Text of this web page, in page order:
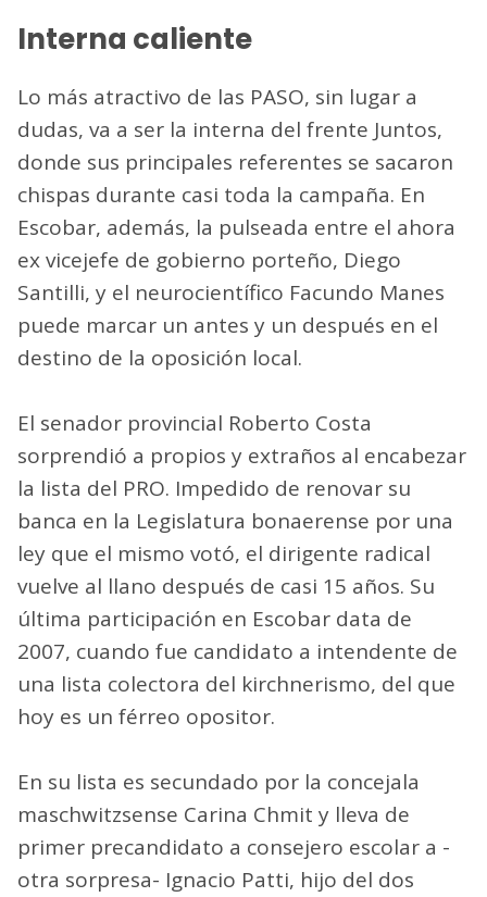
Interna caliente
Lo más atractivo de las PASO, sin lugar a
dudas, va a ser la interna del frente Juntos,
donde sus principales referentes se sacaron
chispas durante casi toda la campaña. En
Escobar, además, la pulseada entre el ahora
ex vicejefe de gobierno porteño, Diego
Santilli, y el neurocientífico Facundo Manes
puede marcar un antes y un después en el
destino de la oposición local.
El senador provincial Roberto Costa
sorprendió a propios y extraños al encabezar
la lista del PRO. Impedido de renovar su
banca en la Legislatura bonaerense por una
ley que el mismo votó, el dirigente radical
vuelve al llano después de casi 15 años. Su
última participación en Escobar data de
2007, cuando fue candidato a intendente de
una lista colectora del kirchnerismo, del que
hoy es un férreo opositor.
En su lista es secundado por la concejala
maschwitzsense Carina Chmit y lleva de
primer precandidato a consejero escolar a -
otra sorpresa- Ignacio Patti, hijo del dos